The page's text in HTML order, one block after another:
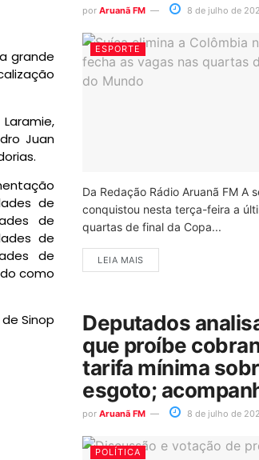
grande
Juan
de
de
de
de
como
Sinop
por Aruanã FM 8 de julho de
ESPORTE
Da Redação Rádio Aruanã FM A
conquistou nesta terça-feira a
quartas de final da Copa...
LEIA MAIS
Deputados
que proíbe
tarifa mínima
esgoto;
por Aruanã FM 8 de julho de
POLÍTICA